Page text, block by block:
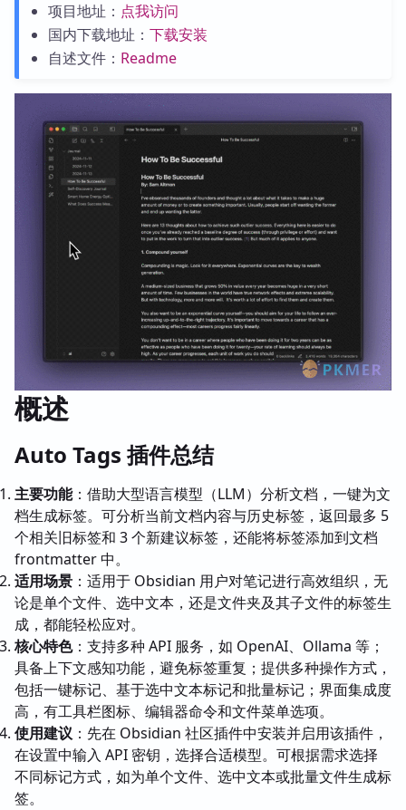
项目地址： 点我访问
国内下载地址： 下载安装
自述文件： Readme
概述
Auto Tags 插件总结
主要功能：借助大型语言模型（LLM）分析文档，一键为文
档生成标签。可分析当前文档内容与历史标签，返回最多 5
个相关旧标签和 3 个新建议标签，还能将标签添加到文档
frontmatter 中。
适用场景 ：适用于 Obsidian 用户对笔记进行高效组织，无
论是单个文件、选中文本，还是文件夹及其子文件的标签生
成，都能轻松应对。
核心特色：支持多种 API 服务，如 OpenAI、Ollama 等；
具备上下文感知功能，避免标签重复；提供多种操作方式，
包括一键标记、基于选中文本标记和批量标记；界面集成度
高，有工具栏图标、编辑器命令和文件菜单选项。
使用建议：先在 Obsidian 社区插件中安装并启用该插件，
在设置中输入 API 密钥，选择合适模型。可根据需求选择
不同标记方式，如为单个文件、选中文本或批量文件生成标
签。